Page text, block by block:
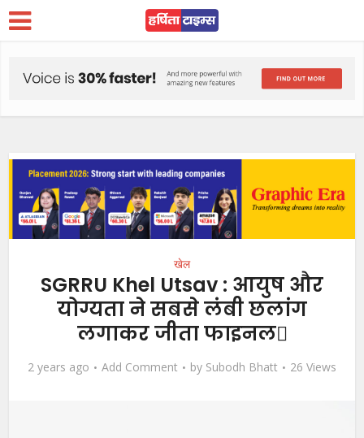
खेल
SGRRU Khel Utsav : आयुष और
योग्यता ने सबसे लंबी छलांग
लगाकर जीता फाइनल
2 years ago Add Comment by Subodh Bhatt 26 Views